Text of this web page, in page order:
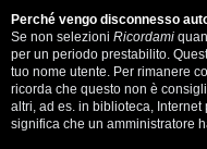
i
a
t
Perché vengo disconnesso
Se non selezioni Ricordami
per un periodo prestabilito.
tuo nome utente. Per rimanere
ricorda che questo non è
altri, ad es. in biblioteca,
significa che un amministratore
M
u
s
i